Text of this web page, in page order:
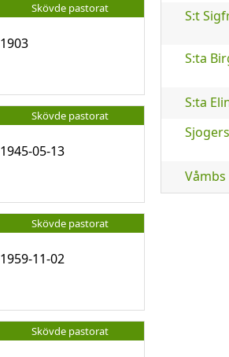
S:t
S:ta
S:ta
Skövde pastorat
1903
Skövde pastorat
1945-05-13
Skövde pastorat
1959-11-02
Skövde pastorat